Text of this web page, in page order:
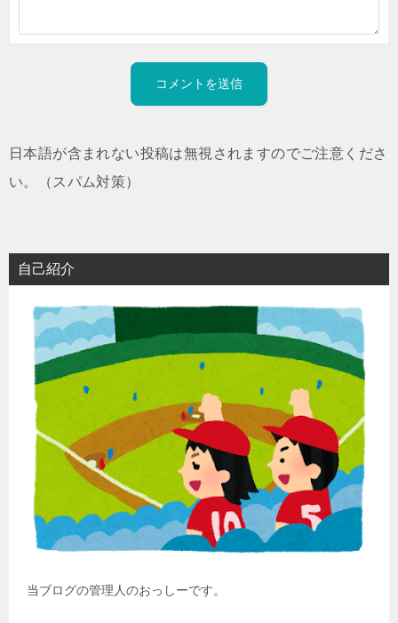
日本語が含まれない投稿は無視されますのでご注意くださ
い。（スパム対策）
自己紹介
当ブログの管理人のおっしーです。